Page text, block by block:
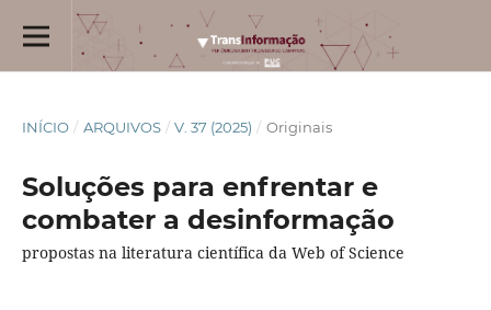
INÍCIO / ARQUIVOS / V. 37 (2025) / Originais
Soluções para enfrentar e
combater a desinformação
propostas na literatura científica da Web of Science